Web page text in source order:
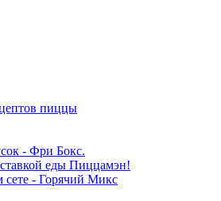
пиццы
- Фри Бокс.
еды Пиццамэн!
- Горячий Микс